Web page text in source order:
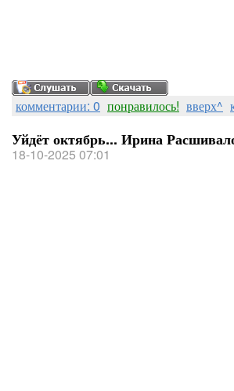
комментарии: 0 понравилось! вверх^
Уйдёт октябрь... Ирина
18-10-2025 07:01